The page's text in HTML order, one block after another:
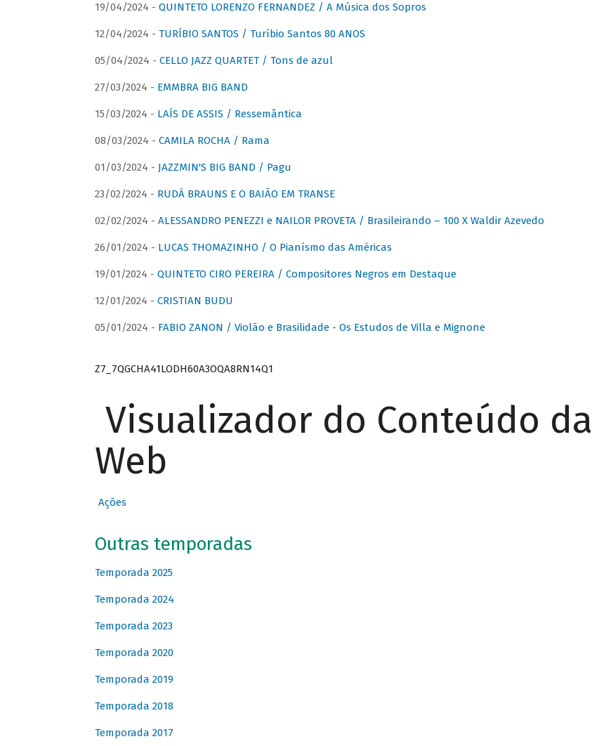
19/04/2024 - QUINTETO LORENZO FERNANDEZ / A Música dos Sopros
12/04/2024 - TURÍBIO SANTOS / Turíbio Santos 80 ANOS
05/04/2024 - CELLO JAZZ QUARTET / Tons de azul
27/03/2024 - EMMBRA BIG BAND
15/03/2024 - LAÍS DE ASSIS / Ressemântica
08/03/2024 - CAMILA ROCHA / Rama
01/03/2024 - JAZZMIN'S BIG BAND / Pagu
23/02/2024 - RUDÁ BRAUNS E O BAIÃO EM TRANSE
02/02/2024 - ALESSANDRO PENEZZI e NAILOR PROVETA / Brasileirando – 100 X Waldir Azevedo
26/01/2024 - LUCAS THOMAZINHO / O Pianísmo das Américas
19/01/2024 - QUINTETO CIRO PEREIRA / Compositores Negros em Destaque
12/01/2024 - CRISTIAN BUDU
05/01/2024 - FABIO ZANON / Violão e Brasilidade - Os Estudos de Villa e Mignone
Z7_7QGCHA41LODH60A3OQA8RN14Q1
Visualizador do Conteúdo da
Web
Ações
Outras temporadas
Temporada 2025
Temporada 2024
Temporada 2023
Temporada 2020
Temporada 2019
Temporada 2018
Temporada 2017